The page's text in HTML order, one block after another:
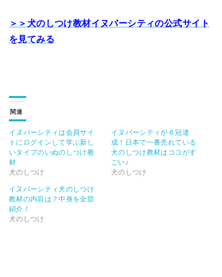
＞＞犬のしつけ教材イヌバーシティの公式サイト
を見てみる
関連
イヌバーシティは会員サイ
トにログインして学ぶ新し
いタイプのいぬのしつけ教
材
犬のしつけ
イヌバーシティが６冠達
成！日本で一番売れている
犬のしつけ教材はココがす
ごい♪
犬のしつけ
イヌバーシティ犬のしつけ
教材の内容は？中身を全部
紹介！
犬のしつけ